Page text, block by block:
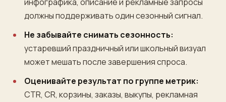
должны поддерживать один сезонный сигнал.
Не забывайте снимать сезонность:
устаревший праздничный или школьный визуал
может мешать после завершения спроса.
Оценивайте результат по группе метрик:
CTR, CR, корзины, заказы, выкупы, рекламная